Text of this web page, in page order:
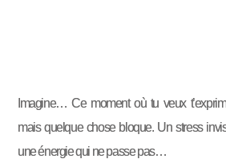
Imagine… Ce moment où tu veux
mais quelque chose bloque. Un stress
une énergie qui ne passe pas…